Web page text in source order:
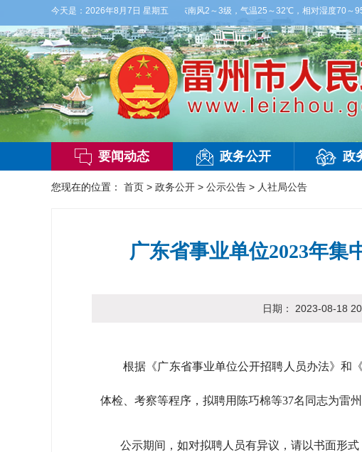
今天是： 2026年8月7日 星期五
白天，阴天间多云，有雷阵雨，局部大雨，东南风2～3级，气温25～32℃，相对湿度70～
要闻动态 政务公开 政
您现在的位置： 首页 > 政务公开 > 公示公告 > 人社局公告
广东省事业单位2023年集
日期： 2023-08-18
根据《广东省事业单位公开招聘人员办法》和《
体检、考察等程序，拟聘用陈巧棉等37名同志为雷
公示期间，如对拟聘人员有异议，请以书面形式